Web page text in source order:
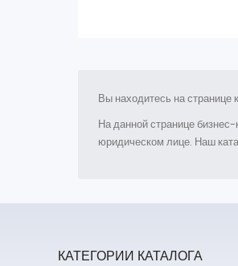
Вы находитесь на странице
На данной странице
юридическом лице. Наш
КАТЕГОРИИ КАТАЛОГА